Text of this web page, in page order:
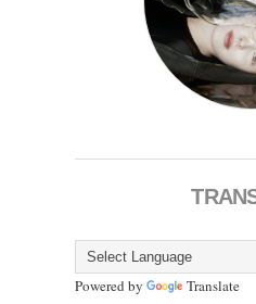
Powered by Translate